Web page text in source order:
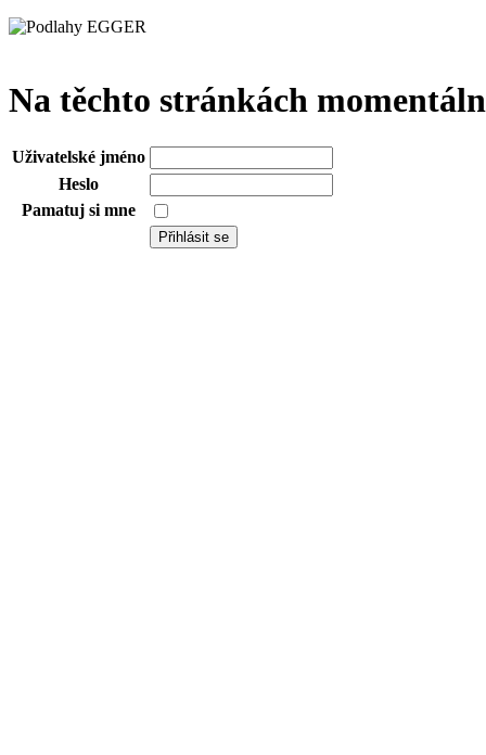
Na těchto stránkách
Uživatelské jméno
Heslo
Pamatuj si mne